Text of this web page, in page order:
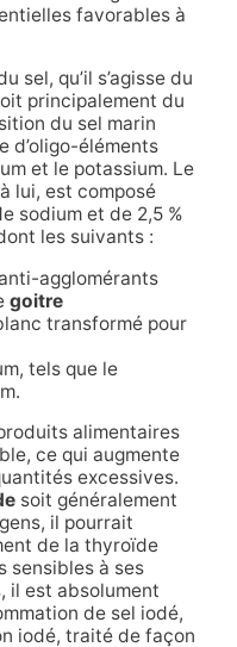
favorables à
sel, qu’il s’agisse du
principalement du
du sel marin
d’oligo-éléments
et le potassium. Le
lui, est composé
sodium et de 2,5 %
les suivants :
agglomérants
goitre
transformé pour
tels que le
alimentaires
ce qui augmente
excessives.
soit généralement
il pourrait
de la thyroïde
sensibles à ses
il est absolument
de sel iodé,
iodé, traité de façon